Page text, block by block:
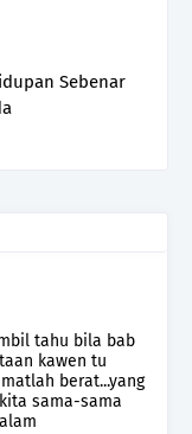
Sebenar
tahu bila bab
kawen tu
berat...yang
sama-sama